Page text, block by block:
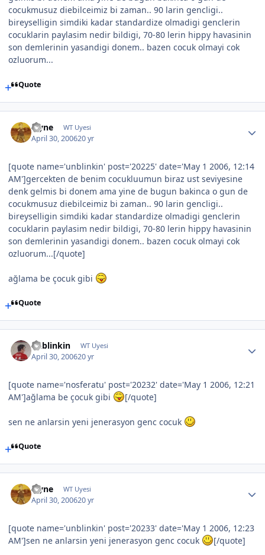
cocukmusuz diebilceimiz bi zaman.. 90 larin gencligi..
bireyselligin simdiki kadar standardize olmadigi genclerin
cocuklarin paylasim nedir bildigi, 70-80 lerin hippy havasinin
son demlerinin yasandigi donem.. bazen cocuk olmayi cok
ozluorum...
Quote
layne WT Uyesi
April 30, 200620 yr
[quote name='unblinkin' post='20225' date='May 1 2006, 12:14
AM']gercekten de benim cocukluumun biraz ust seviyesine
denk gelmis bi donem ama yine de bugun bakinca o gun de
cocukmusuz diebilceimiz bi zaman.. 90 larin gencligi..
bireyselligin simdiki kadar standardize olmadigi genclerin
cocuklarin paylasim nedir bildigi, 70-80 lerin hippy havasinin
son demlerinin yasandigi donem.. bazen cocuk olmayi cok
ozluorum...[/quote]
ağlama be çocuk gibi
Quote
unblinkin WT Uyesi
April 30, 200620 yr
[quote name='nosferatu' post='20232' date='May 1 2006, 12:21
AM']ağlama be çocuk gibi
[/quote]
sen ne anlarsin yeni jenerasyon genc cocuk
Quote
layne WT Uyesi
April 30, 200620 yr
[quote name='unblinkin' post='20233' date='May 1 2006, 12:23
AM']sen ne anlarsin yeni jenerasyon genc cocuk
[/quote]